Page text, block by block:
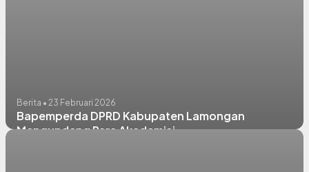
Berita • 23 Februari 2026
Bapemperda DPRD Kabupaten Lamongan
Mengundang Para Akademisi